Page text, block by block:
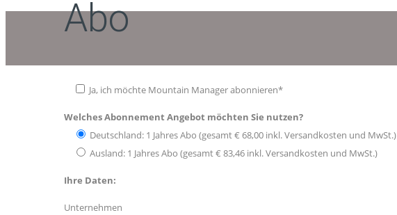
Abo
Ja, ich möchte Mountain Manager abonnieren*
Welches Abonnement Angebot möchten Sie nutzen?
Deutschland: 1 Jahres Abo (gesamt € 68,00 inkl. Versandkosten und MwSt.)
Ausland: 1 Jahres Abo (gesamt € 83,46 inkl. Versandkosten und MwSt.)
Ihre Daten:
Unternehmen